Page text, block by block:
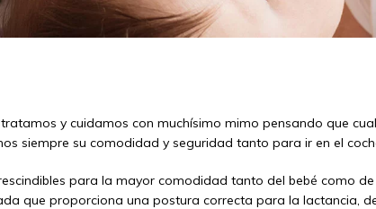
y cuidamos con muchísimo mimo pensando que
siempre su comodidad y seguridad tanto para ir en el
para la mayor comodidad tanto del bebé como
que proporciona una postura correcta para la lactancia,